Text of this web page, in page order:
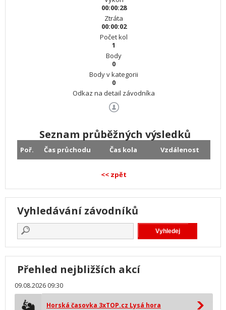
00:00:28
Ztráta
00:00:02
Počet kol
1
Body
0
Body v kategorii
0
Odkaz na detail závodníka
Seznam průběžných výsledků
Poř. Čas průchodu Čas kola Vzdálenost
<< zpět
Vyhledávání závodníků
Přehled nejbližších akcí
09.08.2026 09:30
Horská časovka 3xTOP.cz Lysá hora